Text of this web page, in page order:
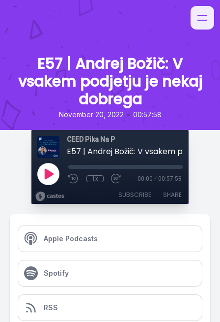
E57 | Andrej Božič: V
vsakem podjetju je nekaj
dobrega
November 20, 2022 • 00:57:58
CEED Pika Na P
1x 00:00 / 00:57:58
SUBSCRIBE SHARE
Apple Podcasts
Spotify
RSS